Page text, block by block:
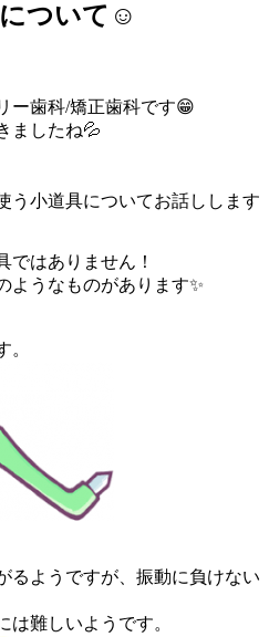
ついて☺
ー歯科/矯正歯科です😁
ましたね💦
う小道具についてお話しします
ではありません！
ようなものがあります✨
。
ようですが、振動に負けない
難しいようです。